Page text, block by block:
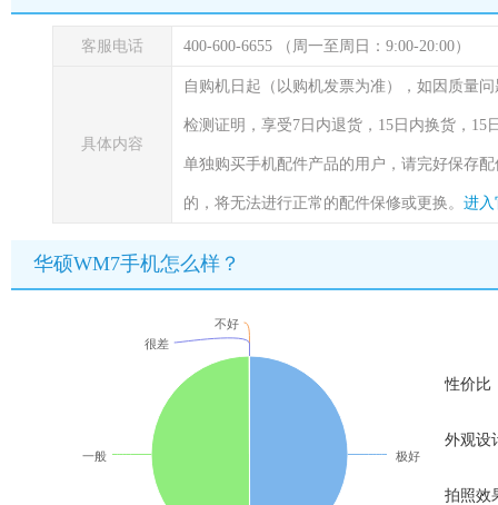
客服电话 400-600-6655 （周一至周日：9:00-20:00）
具体内容
自购机日起（以购机发票为准），如因质量
检测证明，享受7日内退货，15日内换货，
单独购买手机配件产品的用户，请完好保存
的，将无法进行正常的配件保修或更换。 进入
华硕WM7手机怎么样？
极好
一般
不好
很差
性价比
外观设
拍照效